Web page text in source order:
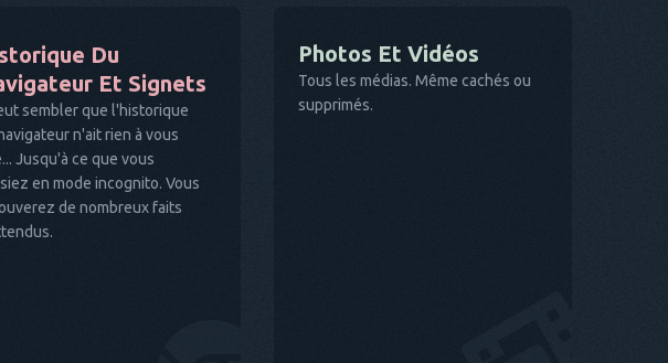
Du
Et Signets
sembler que l'historique
n'ait rien à vous
Jusqu'à ce que vous
en mode incognito. Vous
de nombreux faits
Photos Et Vidéos
Tous les médias. Même cachés ou
supprimés.